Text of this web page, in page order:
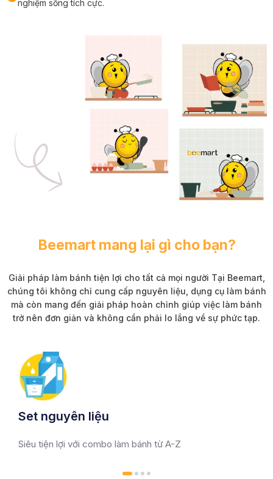
nghiệm sống tích cực.
Beemart mang lại gì cho bạn?
Giải pháp làm bánh tiện lợi cho tất cả mọi người Tại Beemart,
chúng tôi không chỉ cung cấp nguyên liệu, dụng cụ làm bánh
mà còn mang đến giải pháp hoàn chỉnh giúp việc làm bánh
trở nên đơn giản và không cần phải lo lắng về sự phức tạp.
Set nguyên liệu
Siêu tiện lợi với combo làm bánh từ A-Z